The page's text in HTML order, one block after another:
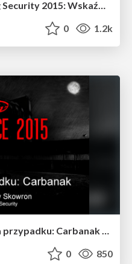
Mobile & Internet Banking Security 2015: Wskaźniki kompromitacji, czyli jak nie przegrać wojny, przegrywając bitwę.
0 1.2k
0 850